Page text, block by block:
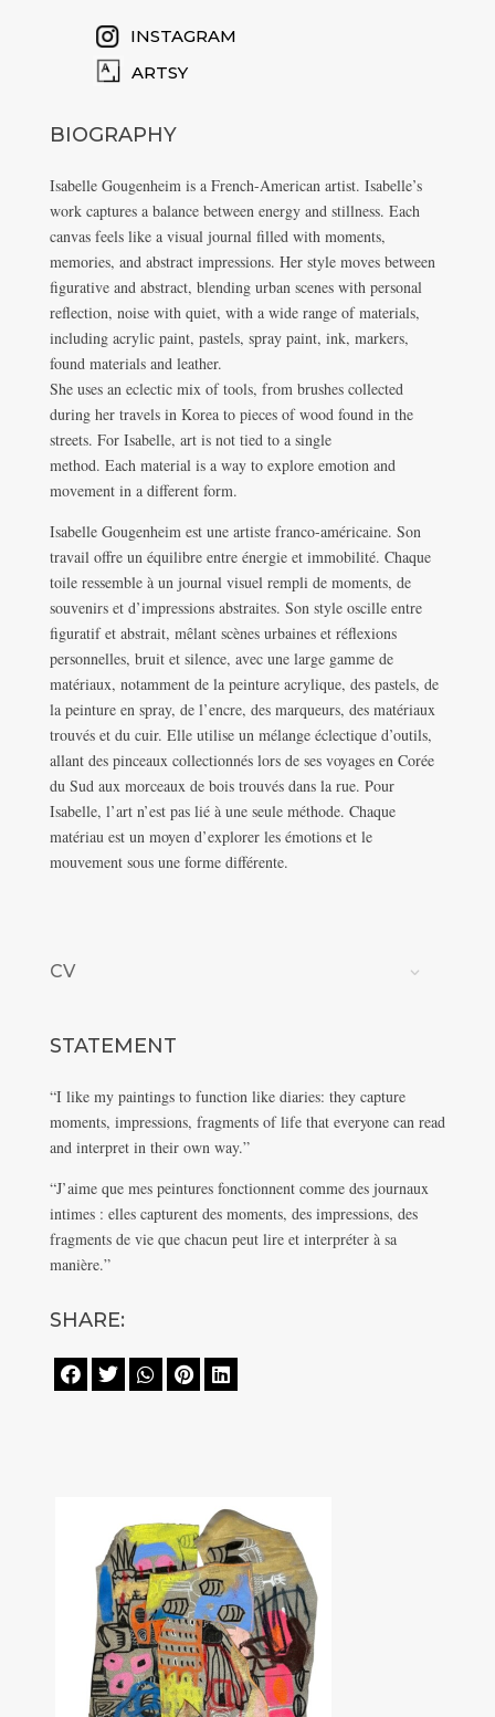
INSTAGRAM
ARTSY
BIOGRAPHY
Isabelle Gougenheim is a French-American artist. Isabelle’s
work captures a balance between energy and stillness. Each
canvas feels like a visual journal filled with moments,
memories, and abstract impressions. Her style moves between
figurative and abstract, blending urban scenes with personal
reflection, noise with quiet, with a wide range of materials,
including acrylic paint, pastels, spray paint, ink, markers,
found materials and leather.
She uses an eclectic mix of tools, from brushes collected
during her travels in Korea to pieces of wood found in the
streets. For Isabelle, art is not tied to a single
method. Each material is a way to explore emotion and
movement in a different form.
Isabelle Gougenheim est une artiste franco-américaine. Son
travail offre un équilibre entre énergie et immobilité. Chaque
toile ressemble à un journal visuel rempli de moments, de
souvenirs et d’impressions abstraites. Son style oscille entre
figuratif et abstrait, mêlant scènes urbaines et réflexions
personnelles, bruit et silence, avec une large gamme de
matériaux, notamment de la peinture acrylique, des pastels, de
la peinture en spray, de l’encre, des marqueurs, des matériaux
trouvés et du cuir. Elle utilise un mélange éclectique d’outils,
allant des pinceaux collectionnés lors de ses voyages en Corée
du Sud aux morceaux de bois trouvés dans la rue. Pour
Isabelle, l’art n’est pas lié à une seule méthode. Chaque
matériau est un moyen d’explorer les émotions et le
mouvement sous une forme différente.
CV
STATEMENT
“I like my paintings to function like diaries: they capture
moments, impressions, fragments of life that everyone can read
and interpret in their own way.”
“J’aime que mes peintures fonctionnent comme des journaux
intimes : elles capturent des moments, des impressions, des
fragments de vie que chacun peut lire et interpréter à sa
manière.”
SHARE:
    